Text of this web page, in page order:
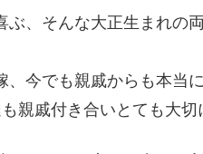
ぶ、そんな大正生まれの
今でも親戚からも本当
親戚付き合いとても大切